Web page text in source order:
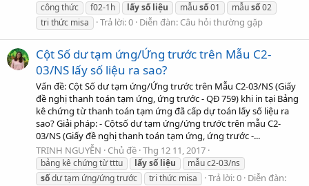
công thức
f02-1h lấysố liệu mẫusố01 mẫusố02
tri thức misa
Trả lời: 0 Diễn đàn: Câu hỏi thường gặp
Cột Số dư tạm ứng/Ứng trước trên Mẫu C2-
03/NS lấy số liệu ra sao?
Vấn đề: Cột Số dư tạm ứng/Ứng trước trên Mẫu C2-03/NS (Giấy
đề nghị thanh toán tạm ứng, ứng trước - QĐ 759) khi in tại Bảng
kê chứng từ thanh toán tạm ứng đã cấp dự toán lấy số liệu ra
sao? Giải pháp: - Cộtsố dư tạm ứng/ứng trước trên mẫu C2-
03/NS (Giấy đề nghị thanh toán tạm ứng, ứng trước -...
TRINH NGUYỄN
Chủ đề Thg 12 11, 2017
bảng kê chứng từ tttu lấysố liệu
mẫu c2-03/ns
sốdư tạm ứng/ứng trước tri thức misa Trả lời: 0 Diễn đàn: